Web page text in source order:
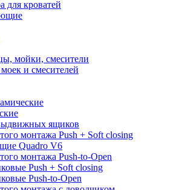
для кроватей
мойки, смесители
и смесителей
ящиков
монтажа Push + Soft closing
Quadro V6
монтажа Push-to-Open
Push + Soft closing
Push-to-Open